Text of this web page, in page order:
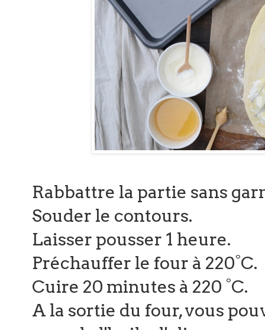
Rabbattre la partie sans
Souder le contours.
Laisser pousser 1 heure.
Préchauffer le four à 220°C.
Cuire 20 minutes à 220 °C.
A la sortie du four, vous